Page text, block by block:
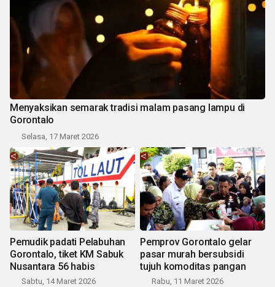
Menyaksikan semarak tradisi malam pasang lampu di
Gorontalo
Selasa, 17 Maret 2026
Pemudik padati Pelabuhan
Gorontalo, tiket KM Sabuk
Nusantara 56 habis
Sabtu, 14 Maret 2026
Pemprov Gorontalo gelar
pasar murah bersubsidi
tujuh komoditas pangan
Rabu, 11 Maret 2026